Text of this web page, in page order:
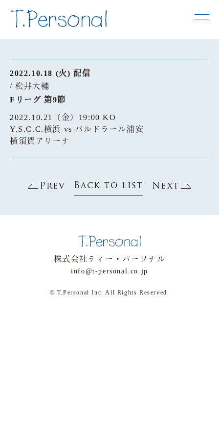
2022.10.18 (火) 配信
/ 松井大輔
Fリーグ 第9節
2022.10.21（金）19:00 KO
Y.S.C.C.横浜 vs バルドラール浦安
横須賀アリーナ
Prev Back to list Next
株式会社ティー・パーソナル
info@t-personal.co.jp
© T.Personal Inc. All Rights Reserved.